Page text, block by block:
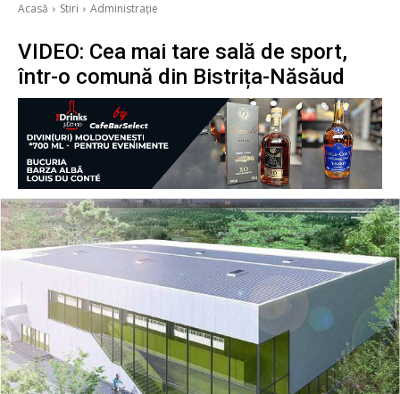
Acasă Stiri Administrație
VIDEO: Cea mai tare sală de sport,
într-o comună din Bistrița-Năsăud